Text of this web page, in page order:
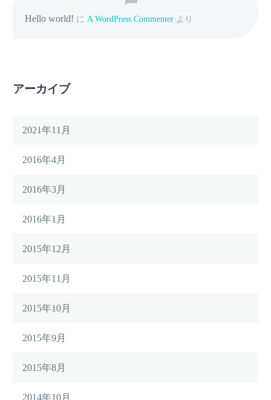
Hello world! に A WordPress Commenter より
アーカイブ
2021年11月
2016年4月
2016年3月
2016年1月
2015年12月
2015年11月
2015年10月
2015年9月
2015年8月
2014年10月